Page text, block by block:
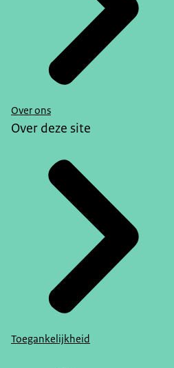
Over ons
Over deze site
Toegankelijkheid